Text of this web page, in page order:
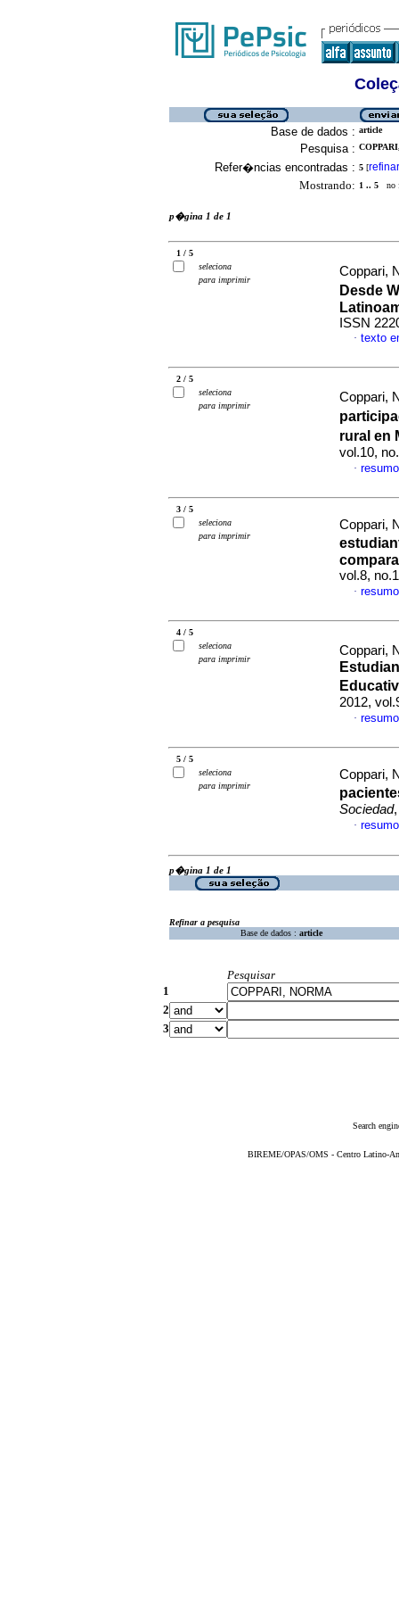
Base de dados : article
Pesquisa :
Refer�ncias encontradas : 5 [refinar
Mostrando: 1 .. 5 no
p�gina 1 de 1
1 / 5
seleciona
para imprimir
Coppari,
Desde
ISSN
· texto
2 / 5
seleciona
para imprimir
Coppari,
rural en
vol.10,
·
3 / 5
seleciona
para imprimir
Coppari,
vol.8,
·
4 / 5
seleciona
para imprimir
Coppari,
2012,
·
5 / 5
seleciona
para imprimir
Coppari,
Sociedad
·
p�gina 1 de 1
Refinar a pesquisa
Base de dados : article
Pesquisar
1
2
3
Search
BIREME/OPAS/OMS - Centro Latino-